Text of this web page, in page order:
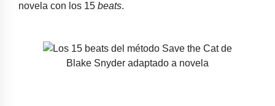
novela con los 15 beats.